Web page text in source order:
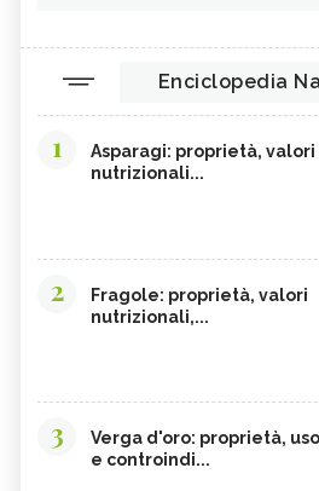
Enciclopedia
1
Asparagi: proprietà, valori
nutrizionali...
2
Fragole: proprietà, valori
nutrizionali,...
3
Verga d'oro: proprietà, uso
e controindi...